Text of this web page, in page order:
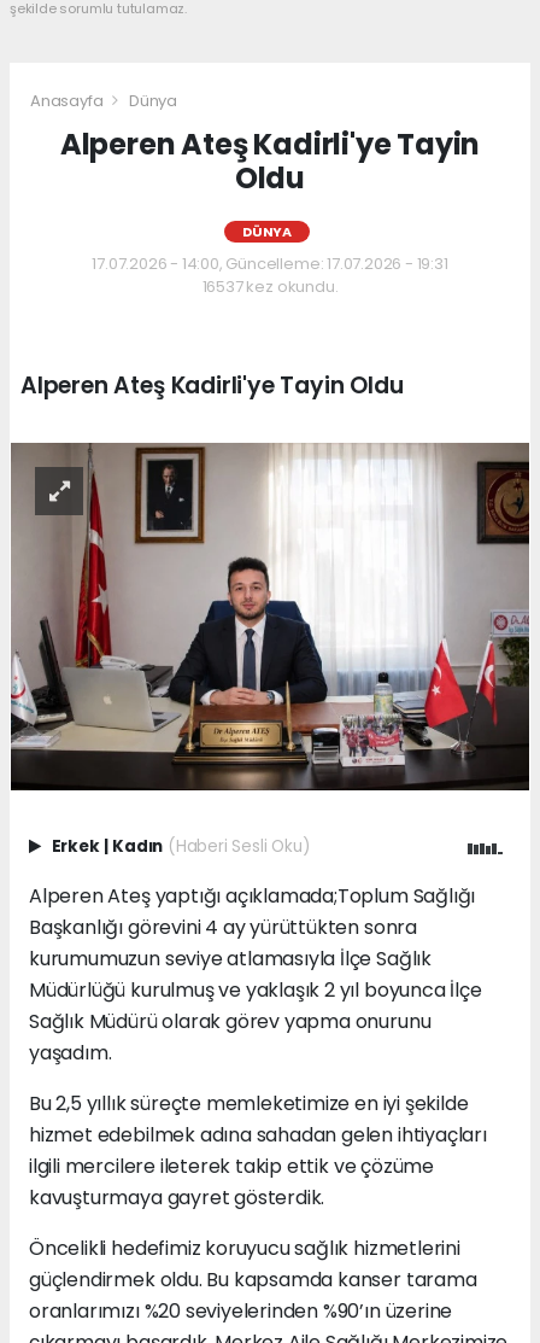
şekilde sorumlu tutulamaz.
Anasayfa Dünya
Alperen Ateş Kadirli'ye Tayin
Oldu
DÜNYA
17.07.2026 - 14:00, Güncelleme: 17.07.2026 - 19:31
16537 kez okundu.
Alperen Ateş Kadirli'ye Tayin Oldu
Erkek | Kadın (Haberi Sesli Oku)
Alperen Ateş yaptığı açıklamada;Toplum Sağlığı
Başkanlığı görevini 4 ay yürüttükten sonra
kurumumuzun seviye atlamasıyla İlçe Sağlık
Müdürlüğü kurulmuş ve yaklaşık 2 yıl boyunca İlçe
Sağlık Müdürü olarak görev yapma onurunu
yaşadım.
Bu 2,5 yıllık süreçte memleketimize en iyi şekilde
hizmet edebilmek adına sahadan gelen ihtiyaçları
ilgili mercilere ileterek takip ettik ve çözüme
kavuşturmaya gayret gösterdik.
Öncelikli hedefimiz koruyucu sağlık hizmetlerini
güçlendirmek oldu. Bu kapsamda kanser tarama
oranlarımızı %20 seviyelerinden %90’ın üzerine